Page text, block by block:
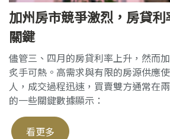
加州房市競爭激烈，房貸
關鍵
儘管三、四月的房貸利率上升，然而
炙手可熱。高需求與有限的房源供應
人，成交過程迅速，買賣雙方通常在
的一些關鍵數據顯示：
看更多